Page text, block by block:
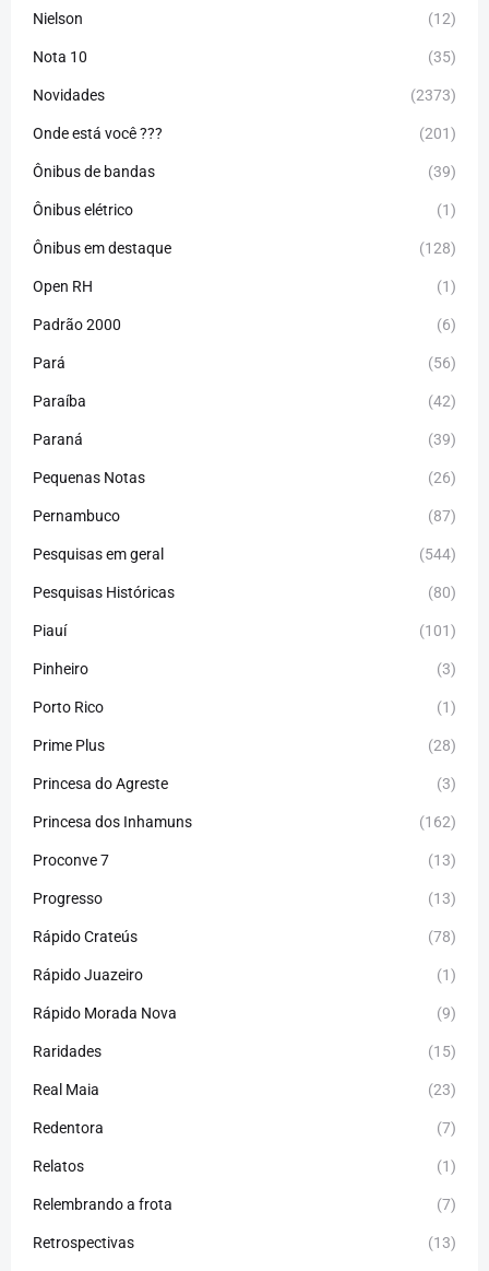
Nielson (12)
Nota 10 (35)
Novidades (2373)
Onde está você ??? (201)
Ônibus de bandas (39)
Ônibus elétrico (1)
Ônibus em destaque (128)
Open RH (1)
Padrão 2000 (6)
Pará (56)
Paraíba (42)
Paraná (39)
Pequenas Notas (26)
Pernambuco (87)
Pesquisas em geral (544)
Pesquisas Históricas (80)
Piauí (101)
Pinheiro (3)
Porto Rico (1)
Prime Plus (28)
Princesa do Agreste (3)
Princesa dos Inhamuns (162)
Proconve 7 (13)
Progresso (13)
Rápido Crateús (78)
Rápido Juazeiro (1)
Rápido Morada Nova (9)
Raridades (15)
Real Maia (23)
Redentora (7)
Relatos (1)
Relembrando a frota (7)
Retrospectivas (13)